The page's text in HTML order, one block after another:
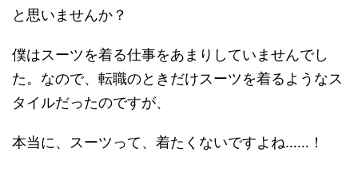
と思いませんか？
僕はスーツを着る仕事をあまりしていませんでし
た。なので、転職のときだけスーツを着るようなス
タイルだったのですが、
本当に、スーツって、着たくないですよね……！